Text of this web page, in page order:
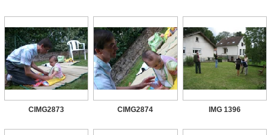
CIMG2873 CIMG2874 IMG 1396